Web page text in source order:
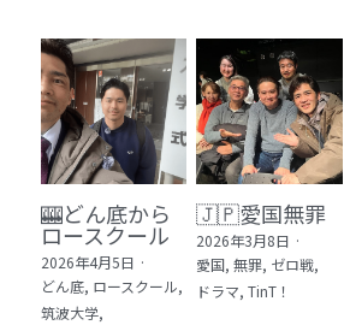
🎰どん底から
ロースクール
2026年4月5日 ·
どん底, ロースクール,
筑波大学,
🇯🇵愛国無罪
2026年3月8日 ·
愛国, 無罪, ゼロ戦,
ドラマ, TinT！